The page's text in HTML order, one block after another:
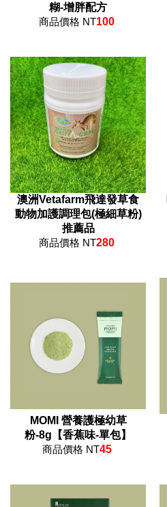
糊-增胖配方
商品價格 NT100
澳洲Vetafarm飛達發草食
動物加護調理包(極細草粉)
推薦品
商品價格 NT280
MOMI 營養護極幼草
粉-8g【香蕉味-單包】
商品價格 NT45